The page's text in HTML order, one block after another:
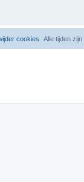
Alle tijden zijn
cookies